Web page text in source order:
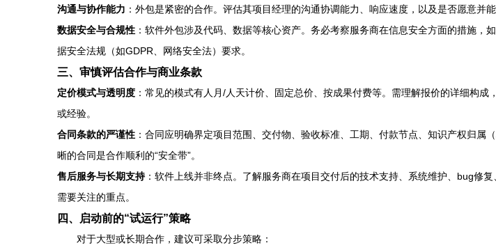
沟通与协作能力 ：外包是紧密的合作。评估其项目经理的沟通协调能力、响应速度，以及是否愿意
数据安全与合规性 ：软件外包涉及代码、数据等核心资产。务必考察服务商在信息安全方面的措施
据安全法规（如GDPR、网络安全法）要求。
三、审慎评估合作与商业条款
定价模式与透明度 ：常见的模式有人月/人天计价、固定总价、按成果付费等。需理解报价的详细构
或经验。
合同条款的严谨性 ：合同应明确界定项目范围、交付物、验收标准、工期、付款节点、知识产权归
晰的合同是合作顺利的“安全带”。
售后服务与长期支持：软件上线并非终点。了解服务商在项目交付后的技术支持、系统维护、bug修
需要关注的重点。
四、启动前的“试运行”策略
对于大型或长期合作，建议可采取分步策略：